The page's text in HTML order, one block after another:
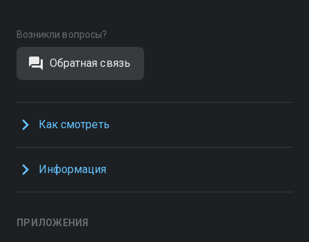
Возникли вопросы?
Обратная связь
Как смотреть
Информация
ПРИЛОЖЕНИЯ